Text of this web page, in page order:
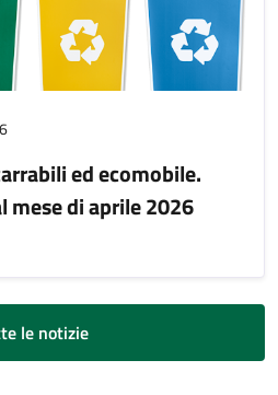
ed ecomobile.
mese di aprile 2026
le notizie